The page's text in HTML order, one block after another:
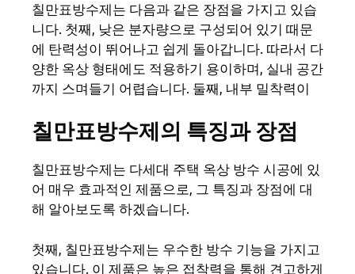
칠만표방수제는 다음과 같은 장점을 가지고 있습
니다. 첫째, 낮은 분자량으로 구성되어 있기 때문
에 탄력성이 뛰어나고 쉽게 돌아갑니다. 따라서 다
양한 옥상 형태에도 적용하기 용이하며, 실내 공간
까지 스며들기 어렵습니다. 둘째, 내부 밀착력이
칠만표방수제의 특징과 장점
칠만표방수제는 다세대 주택 옥상 방수 시공에 있
어 매우 효과적인 제품으로, 그 특징과 장점에 대
해 알아보도록 하겠습니다.
첫째, 칠만표방수제는 우수한 방수 기능을 가지고
있습니다. 이 제품은 높은 접착력을 통해 견고하게